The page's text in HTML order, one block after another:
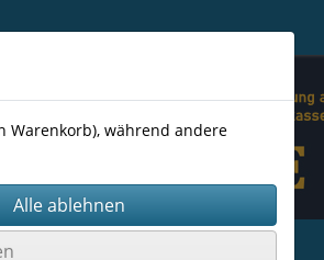
Warenkorb), während andere